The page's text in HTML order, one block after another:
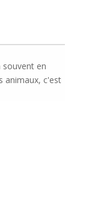
souvent en
animaux, c'est